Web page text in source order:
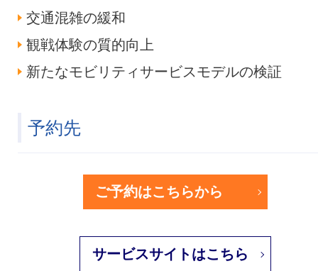
交通混雑の緩和
観戦体験の質的向上
新たなモビリティサービスモデルの検証
予約先
ご予約はこちらから
サービスサイトはこちら